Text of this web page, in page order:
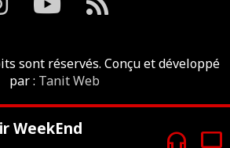
sont réservés. Conçu et développé
par : Tanit Web
WeekEnd headphones tv